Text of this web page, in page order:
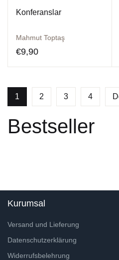
Konferanslar
Mahmut Toptaş
€9,90
1 2 3 4
Bestseller
Kurumsal
Versand und Lieferung
Datenschutzerklärung
Widerrufsbelehrung